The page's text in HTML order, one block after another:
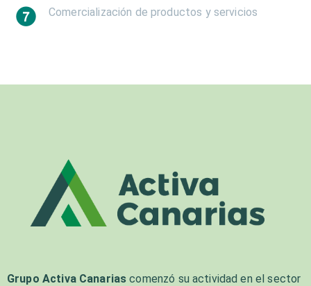
Comercialización de productos y servicios
Grupo Activa Canarias comenzó su actividad en el sector